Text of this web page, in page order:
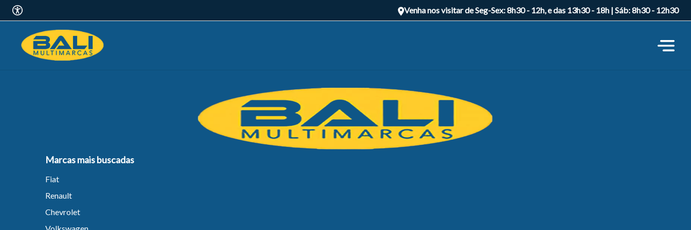
Venha nos visitar de Seg-Sex: 8h30 - 12h, e das 13h30 - 18h | Sáb: 8h30 - 12h30
Marcas mais buscadas
Fiat
Renault
Chevrolet